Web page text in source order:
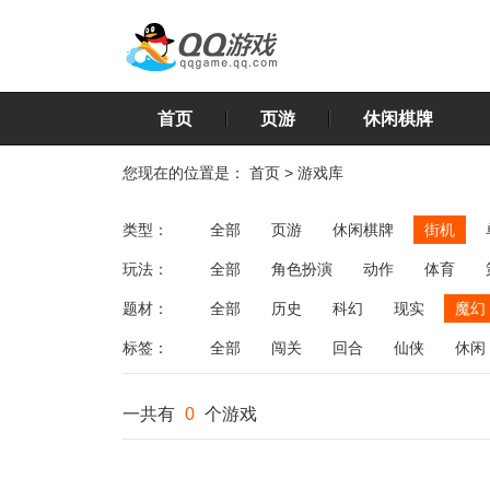
首页 页游 休闲棋牌
您现在的位置是： 首页 > 游戏库
类型： 全部 页游 休闲棋牌 街机
玩法： 全部 角色扮演 动作 体育
飞行
恋爱 第三人称射击 棋类
题材： 全部 历史 科幻 现实 魔幻
标签： 全部 闯关 回合 仙侠 休闲
一共有 0 个游戏